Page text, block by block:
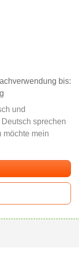
bis:
und
sprechen
möchte mein